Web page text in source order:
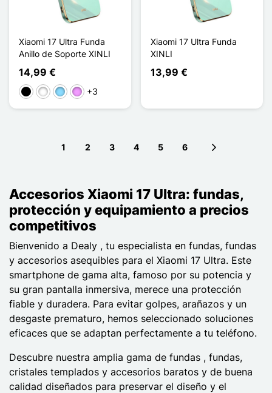
Xiaomi 17 Ultra Funda
Anillo de Soporte XINLI
14,99 €
NegroBlancoAzul claro
Morado claro
+3
Xiaomi 17 Ultra Funda
XINLI
13,99 €
1 2 3 4 5 6
Accesorios Xiaomi 17 Ultra: fundas,
protección y equipamiento a precios
competitivos
Bienvenido a Dealy , tu especialista en fundas, fundas
y accesorios asequibles para el Xiaomi 17 Ultra. Este
smartphone de gama alta, famoso por su potencia y
su gran pantalla inmersiva, merece una protección
fiable y duradera. Para evitar golpes, arañazos y un
desgaste prematuro, hemos seleccionado soluciones
eficaces que se adaptan perfectamente a tu teléfono.
Descubre nuestra amplia gama de fundas , fundas,
cristales templados y accesorios baratos y de buena
calidad diseñados para preservar el diseño y el